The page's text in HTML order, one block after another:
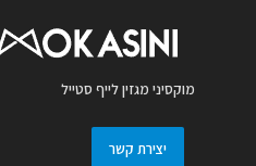
מוקסיני מגזין לייף סטייל
יצירת קשר